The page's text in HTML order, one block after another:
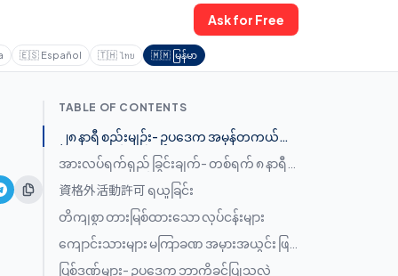
Ask for Free
🇪🇸 Español 🇹🇭ไทย 🇲🇲 မြန်မာ
TABLE OF CONTENTS
၂၈ နာရီ စည်းမျဉ်း- ဥပဒေက အမှန်တကယ်
ဘာပြောသလဲ
အားလပ်ရက်ရှည် ခြွင်းချက်- တစ်ရက် ၈ နာရီ
စည်းမျဉ်း
資格外活動許可 ရယူခြင်း
တိကျစွာ တားမြစ်ထားသော လုပ်ငန်းများ
ကျောင်းသားများ မကြာခဏ အမှားအယွင်း ဖြစ်
တတ်သည့် အဖြစ်အများဆုံး နည်းလမ်းများ
ပြစ်ဒဏ်များ- ဥပဒေက ဘာကိုခွင့်ပြုသလဲ